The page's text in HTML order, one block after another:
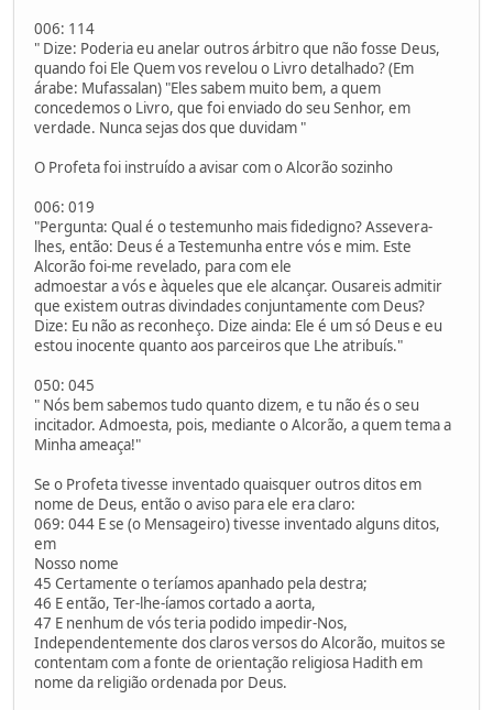
006: 114
" Dize: Poderia eu anelar outros árbitro que não fosse Deus,
quando foi Ele Quem vos revelou o Livro detalhado? (Em
árabe: Mufassalan) "Eles sabem muito bem, a quem
concedemos o Livro, que foi enviado do seu Senhor, em
verdade. Nunca sejas dos que duvidam "
O Profeta foi instruído a avisar com o Alcorão sozinho
006: 019
"Pergunta: Qual é o testemunho mais fidedigno? Assevera-
lhes, então: Deus é a Testemunha entre vós e mim. Este
Alcorão foi-me revelado, para com ele
admoestar a vós e àqueles que ele alcançar. Ousareis admitir
que existem outras divindades conjuntamente com Deus?
Dize: Eu não as reconheço. Dize ainda: Ele é um só Deus e eu
estou inocente quanto aos parceiros que Lhe atribuís."
050: 045
" Nós bem sabemos tudo quanto dizem, e tu não és o seu
incitador. Admoesta, pois, mediante o Alcorão, a quem tema a
Minha ameaça!"
Se o Profeta tivesse inventado quaisquer outros ditos em
nome de Deus, então o aviso para ele era claro:
069: 044 E se (o Mensageiro) tivesse inventado alguns ditos,
em
Nosso nome
45 Certamente o teríamos apanhado pela destra;
46 E então, Ter-lhe-íamos cortado a aorta,
47 E nenhum de vós teria podido impedir-Nos,
Independentemente dos claros versos do Alcorão, muitos se
contentam com a fonte de orientação religiosa Hadith em
nome da religião ordenada por Deus.